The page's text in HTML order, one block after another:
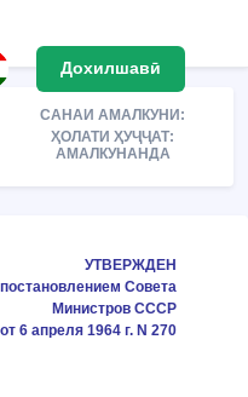
Дохилшавӣ
САНАИ АМАЛКУНИ:
ҲОЛАТИ ҲУҶҶАТ:
АМАЛКУНАНДА
УТВЕРЖДЕН
постановлением Совета
Министров СССР
от 6 апреля 1964 г. N 270